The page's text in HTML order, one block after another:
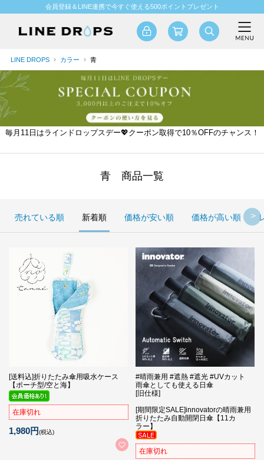
会員登録＆LINE連携で今すぐ使える500ポイントプレゼント
LINE DROPS カラー 青
毎月11日はラインドロップスデー💖クーポン取得で10％OFFのチャンス！
青 商品一覧
売れている順 新着順 価格が安い順 価格が高い順
[送料込]折りたたみ傘用吸水ケース
【ポーチ型/空と海】
在庫切れ
1,980円(税込)
#晴雨兼用 #遮熱 #遮光 #UVカット
雨傘としても使える日傘
[旧仕様]
[期間限定SALE]innovatorの晴雨兼用
折りたたみ自動開閉日傘【11カ
ラー】
在庫切れ